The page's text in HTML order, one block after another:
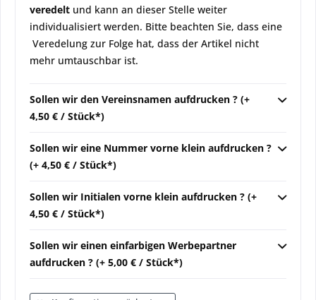
veredelt und kann an dieser Stelle weiter
individualisiert werden. Bitte beachten Sie, dass eine
Veredelung zur Folge hat, dass der Artikel nicht
mehr umtauschbar ist.
Sollen wir den Vereinsnamen aufdrucken ? (+
4,50 € / Stück*)
Sollen wir eine Nummer vorne klein aufdrucken ?
(+ 4,50 € / Stück*)
Sollen wir Initialen vorne klein aufdrucken ? (+
4,50 € / Stück*)
Sollen wir einen einfarbigen Werbepartner
aufdrucken ? (+ 5,00 € / Stück*)